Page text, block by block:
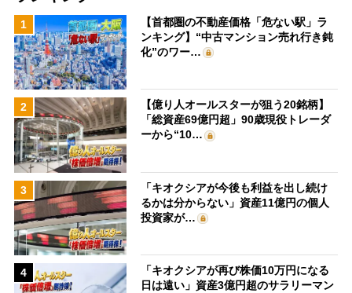
1
【首都圏の不動産価格「危ない駅」ラ
ンキング】“中古マンション売れ行き鈍
化”のワー…
2
【億り人オールスターが狙う20銘柄】
「総資産69億円超」90歳現役トレーダ
ーから“10…
3
「キオクシアが今後も利益を出し続け
るかは分からない」資産11億円の個人
投資家が…
4
「キオクシアが再び株価10万円になる
日は遠い」資産3億円超のサラリーマン